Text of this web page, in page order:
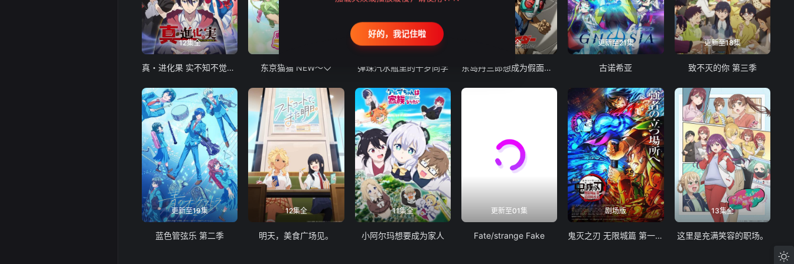
12集全
真・进化果 实不知不觉踏上胜利的人生 东京猫猫 NEW～♡ 弹珠汽水瓶里的千岁同学
24集全
东岛丹三郎想成为假面骑士
更新至21集
古诺希亚
更新至18集
致不灭的你 第三季
更新至19集
蓝色管弦乐 第二季
12集全
明天，美食广场见。
11集全
小阿尔玛想要成为家人
更新至01集
Fate/strange Fake
剧场版
鬼灭之刃 无限城篇 第一章 猗窝座再袭
13集全
这里是充满笑容的职场。
好的，我记住啦